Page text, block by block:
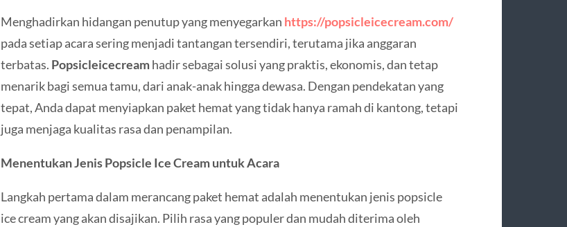
Menghadirkan hidangan penutup yang menyegarkan https://popsicleicecream.com/
pada setiap acara sering menjadi tantangan tersendiri, terutama jika anggaran
terbatas. Popsicleicecreamhadir sebagai solusi yang praktis, ekonomis, dan tetap
menarik bagi semua tamu, dari anak-anak hingga dewasa. Dengan pendekatan yang
tepat, Anda dapat menyiapkan paket hemat yang tidak hanya ramah di kantong, tetapi
juga menjaga kualitas rasa dan penampilan.
Menentukan Jenis Popsicle Ice Cream untuk Acara
Langkah pertama dalam merancang paket hemat adalah menentukan jenis popsicle
ice cream yang akan disajikan. Pilih rasa yang populer dan mudah diterima oleh